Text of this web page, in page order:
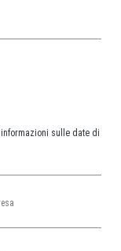
sulle date di